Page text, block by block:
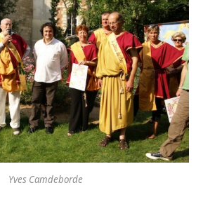
Yves Camdeborde